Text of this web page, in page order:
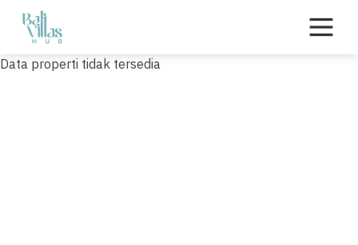
Skip
content
Data properti tidak tersedia